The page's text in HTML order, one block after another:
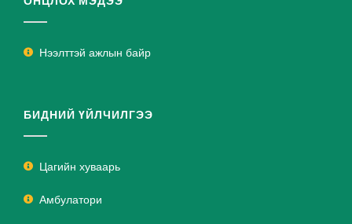
Нээлттэй ажлын байр
БИДНИЙ ҮЙЛЧИЛГЭЭ
Цагийн хуваарь
Амбулатори